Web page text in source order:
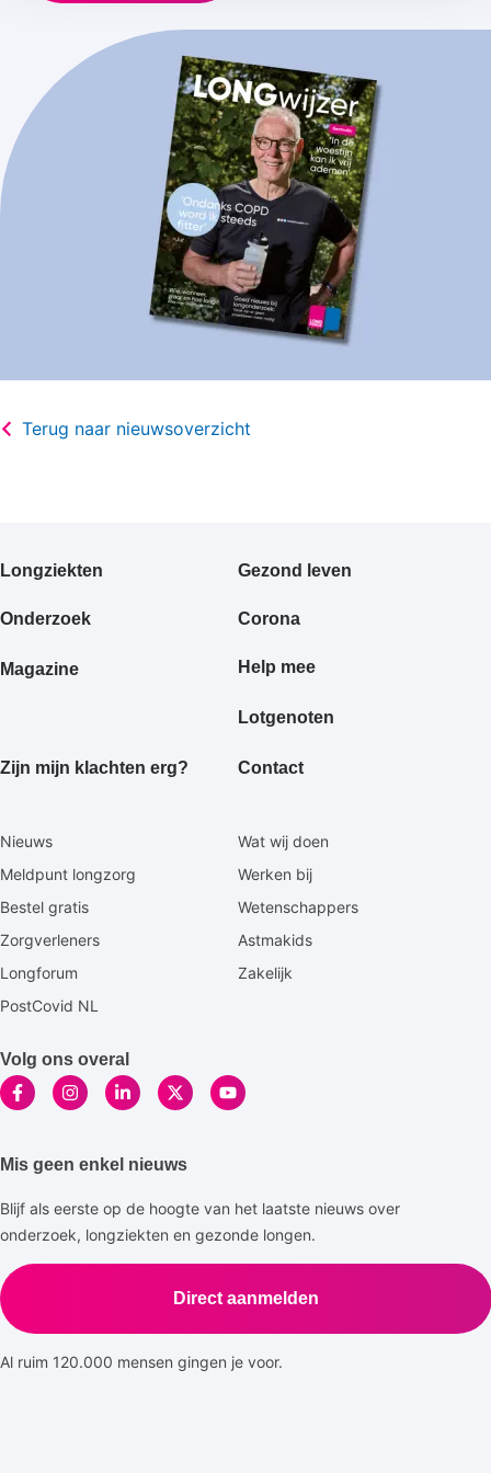
Terug naar nieuwsoverzicht
Primair
Longziekten Gezond leven
Onderzoek Corona
Magazine Help mee
Lotgenoten
Zijn mijn klachten erg? Contact
Secundaire
Nieuws
Wat wij doen
Meldpunt longzorg
Werken bij
Bestel gratis
Wetenschappers
Zorgverleners
Astmakids
Longforum
Zakelijk
PostCovid NL
Volg ons overal
Mis geen enkel nieuws
Blijf als eerste op de hoogte van het laatste nieuws over
onderzoek, longziekten en gezonde longen.
Direct aanmelden
Al ruim 120.000 mensen gingen je voor.